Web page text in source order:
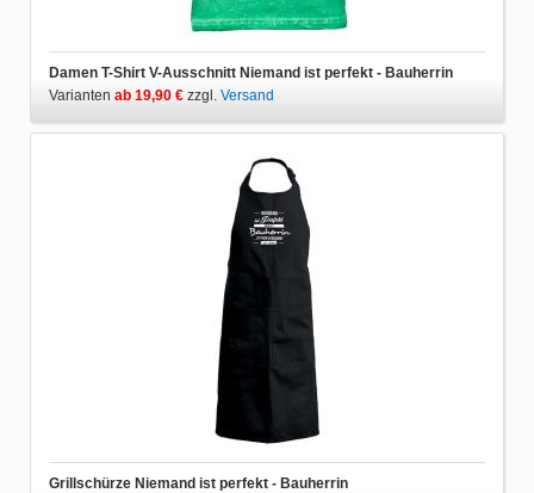
Damen T-Shirt V-Ausschnitt Niemand ist perfekt - Bauherrin
Varianten ab 19,90 € zzgl. Versand
Grillschürze Niemand ist perfekt - Bauherrin